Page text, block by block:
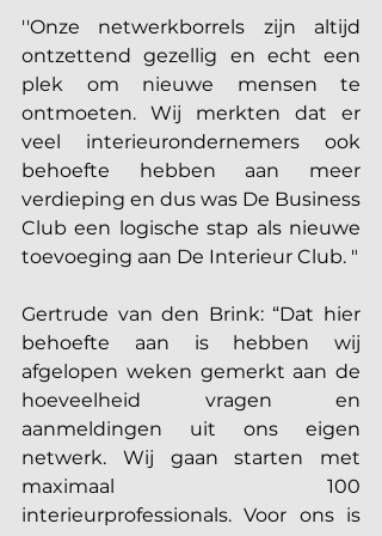
''Onze netwerkborrels zijn altijd
ontzettend gezellig en echt een
plek om nieuwe mensen te
ontmoeten. Wij merkten dat er
veel interieurondernemers ook
behoefte hebben aan meer
verdieping en dus was De Business
Club een logische stap als nieuwe
toevoeging aan De Interieur Club. "
Gertrude van den Brink: “Dat hier
behoefte aan is hebben wij
afgelopen weken gemerkt aan de
hoeveelheid vragen en
aanmeldingen uit ons eigen
netwerk. Wij gaan starten met
maximaal 100
interieurprofessionals. Voor ons is